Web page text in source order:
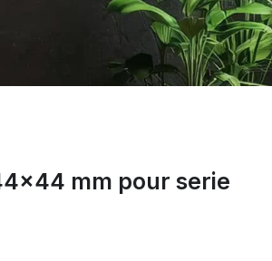
mm pour serie